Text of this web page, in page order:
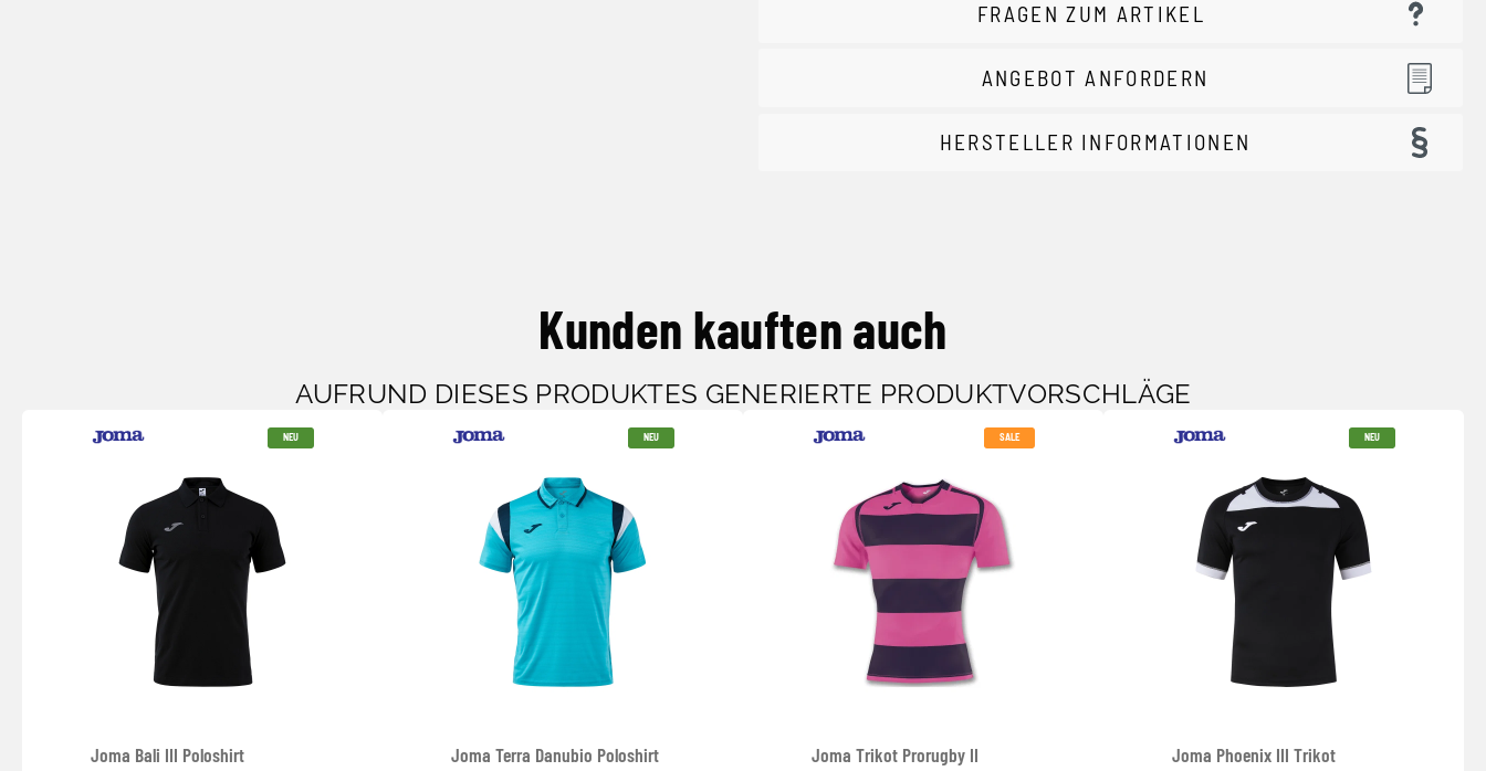
FRAGEN ZUM ARTIKEL
ANGEBOT ANFORDERN
HERSTELLER INFORMATIONEN
Kunden kauften auch
AUFRUND DIESES PRODUKTES GENERIERTE PRODUKTVORSCHLÄGE
NEU
Joma Bali III Poloshirt
NEU
Joma Terra Danubio Poloshirt
SALE
Joma Trikot Prorugby II
NEU
Joma Phoenix III Trikot